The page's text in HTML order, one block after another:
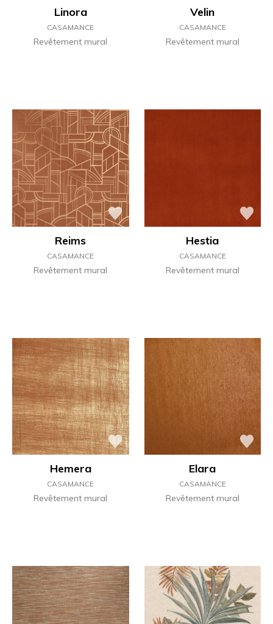
Linora
CASAMANCE
Revêtement mural
Velin
CASAMANCE
Revêtement mural
Reims
CASAMANCE
Revêtement mural
Hestia
CASAMANCE
Revêtement mural
Hemera
CASAMANCE
Revêtement mural
Elara
CASAMANCE
Revêtement mural